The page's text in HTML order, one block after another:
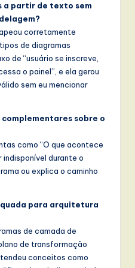
a partir de texto sem
corretamente
de diagramas
de “usuário se inscreve,
o painel”, e ela gerou
sem eu mencionar
sobre o
como “O que acontece
durante o
ou explica o caminho
para arquitetura
de camada de
de transformação
conceitos como